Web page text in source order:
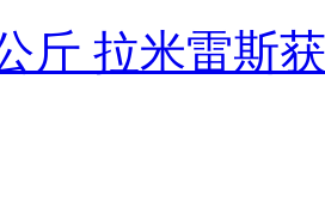
斤 拉米雷斯